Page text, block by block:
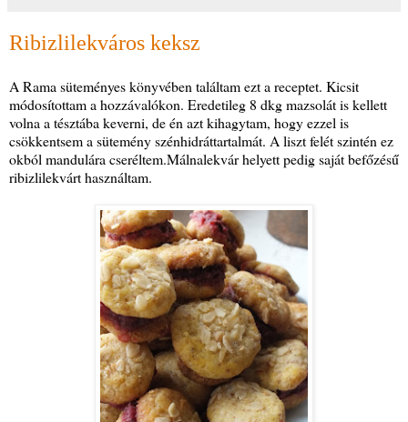
Ribizlilekváros keksz
A Rama süteményes könyvében találtam ezt a receptet. Kicsit
módosítottam a hozzávalókon. Eredetileg 8 dkg mazsolát is kellett
volna a tésztába keverni, de én azt kihagytam, hogy ezzel is
csökkentsem a sütemény szénhidráttartalmát. A liszt felét szintén ez
okból mandulára cseréltem.Málnalekvár helyett pedig saját befőzésű
ribizlilekvárt használtam.